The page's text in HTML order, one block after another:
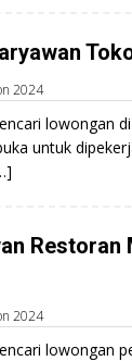
2024
lowongan
untuk
Restoran
2024
lowongan